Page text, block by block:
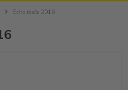
Echo rdeče 2016